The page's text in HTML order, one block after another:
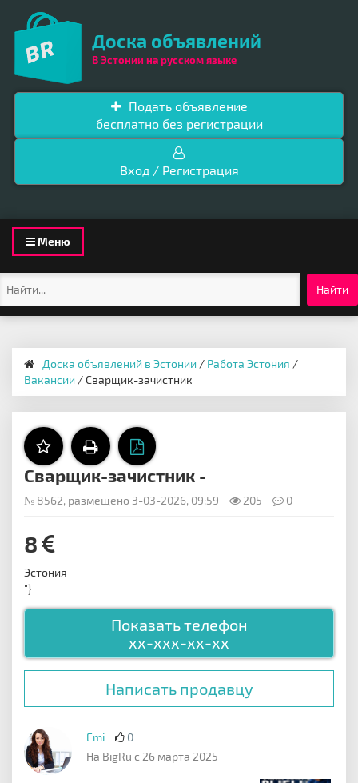
Доска объявлений
В Эстонии на русском языке
Подать объявление
бесплатно без регистрации
Вход / Регистрация
Toggle
navigation
Меню
Найти
Доска объявлений в Эстонии / Работа Эстония /
Вакансии / Сварщик-зачистник
Сварщик-зачистник -
№ 8562, размещено 3-03-2026, 09:59 205 0
8
Эстония
"}
Показать телефон
xx-xxx-xx-xx
Написать продавцу
Emi
0
На BigRu с 26 марта 2025